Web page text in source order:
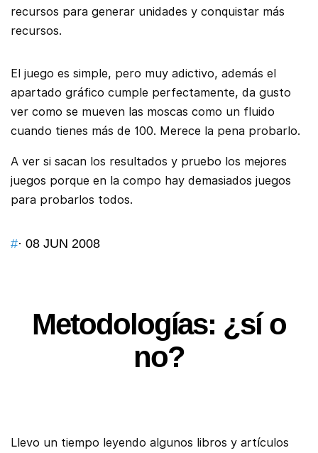
recursos para generar unidades y conquistar más
recursos.
El juego es simple, pero muy adictivo, además el
apartado gráfico cumple perfectamente, da gusto
ver como se mueven las moscas como un fluido
cuando tienes más de 100. Merece la pena probarlo.
A ver si sacan los resultados y pruebo los mejores
juegos porque en la compo hay demasiados juegos
para probarlos todos.
#· 08 JUN 2008
Metodologías: ¿sí o
no?
Llevo un tiempo leyendo algunos libros y artículos